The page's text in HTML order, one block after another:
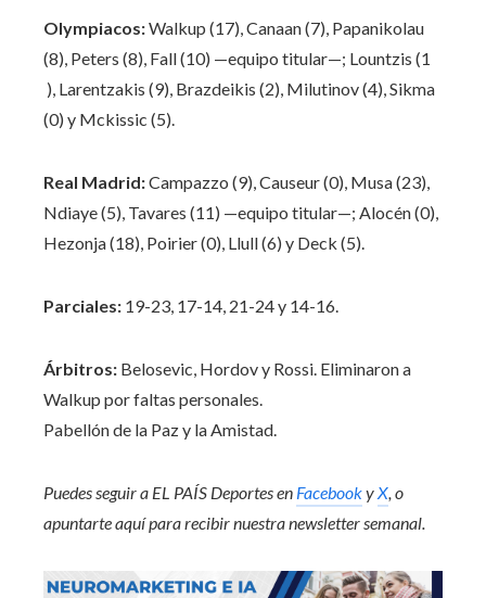
Olympiacos:Walkup (17), Canaan (7), Papanikolau
(8), Peters (8), Fall (10) —equipo titular—; Lountzis (1
), Larentzakis (9), Brazdeikis (2), Milutinov (4), Sikma
(0) y Mckissic (5).
Real Madrid:Campazzo (9), Causeur (0), Musa (23),
Ndiaye (5), Tavares (11) —equipo titular—; Alocén (0),
Hezonja (18), Poirier (0), Llull (6) y Deck (5).
Parciales: 19-23, 17-14, 21-24 y 14-16.
Árbitros: Belosevic, Hordov y Rossi. Eliminaron a
Walkup por faltas personales.
Pabellón de la Paz y la Amistad.
Puedes seguir a EL PAÍS Deportes en Facebooky X , o
apuntarte aquí para recibirnuestra newsletter semanal